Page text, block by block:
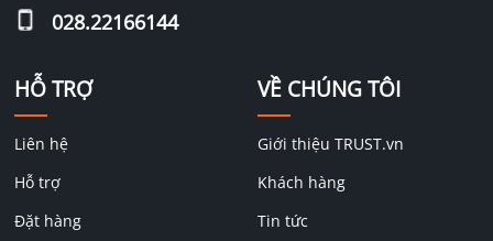
HỖ TRỢ
Liên hệ
Hỗ trợ
Đặt hàng
VỀ CHÚNG TÔI
Giới thiệu TRUST.vn
Khách hàng
Tin tức
028.22166144